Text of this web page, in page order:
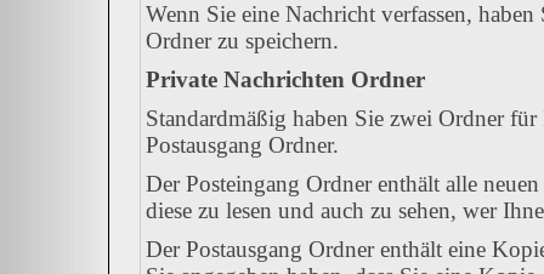
Wenn Sie eine Nachricht verfassen,
Ordner zu speichern.
Private Nachrichten Ordner
Standardmäßig haben Sie zwei Ordner
Postausgang Ordner.
Der Posteingang Ordner enthält alle
diese zu lesen und auch zu sehen, wer
Der Postausgang Ordner enthält eine